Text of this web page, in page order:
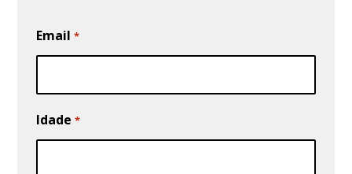
Email *
Idade *